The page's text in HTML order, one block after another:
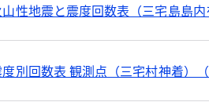
性地震と震度回数表（三宅島島
別回数表 観測点（三宅村神着）